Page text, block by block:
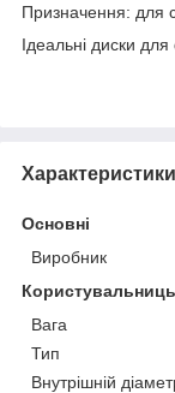
Призначення: для
Ідеальні диски для
Характеристики
Основні
Виробник
Вага
Тип
Внутрішній